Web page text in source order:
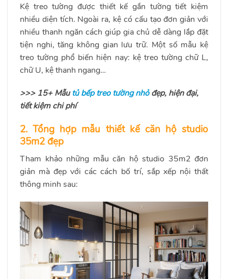
Kệ treo tường được thiết kế gắn tường tiết kiệm
nhiều diện tích. Ngoài ra, kệ có cấu tạo đơn giản với
nhiều thanh ngăn cách giúp gia chủ dễ dàng lắp đặt
tiện nghi, tăng không gian lưu trữ. Một số mẫu kệ
treo tường phổ biến hiện nay: kệ treo tường chữ L,
chữ U, kệ thanh ngang…
>>> 15+ Mẫutủ bếp treo tường nhỏđẹp, hiện đại,
tiết kiệm chi phí
2. Tổng hợp mẫu thiết kế căn hộ studio
35m2 đẹp
Tham khảo những mẫu căn hộ studio 35m2 đơn
giản mà đẹp với các cách bố trí, sắp xếp nội thất
thông minh sau: